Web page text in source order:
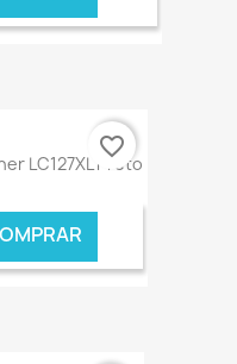
€ ONLINE
LC127XL Preto
favorite_border